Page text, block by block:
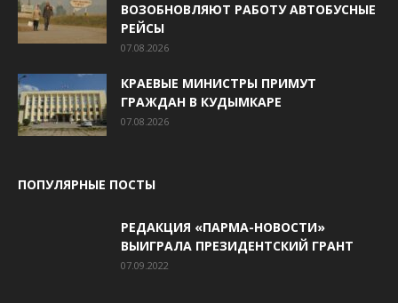
ВОЗОБНОВЛЯЮТ РАБОТУ АВТОБУСНЫЕ
РЕЙСЫ
07.08.2026
КРАЕВЫЕ МИНИСТРЫ ПРИМУТ
ГРАЖДАН В КУДЫМКАРЕ
07.08.2026
ПОПУЛЯРНЫЕ ПОСТЫ
РЕДАКЦИЯ «ПАРМА-НОВОСТИ»
ВЫИГРАЛА ПРЕЗИДЕНТСКИЙ ГРАНТ
07.09.2022